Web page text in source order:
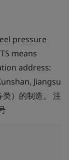
pressure
means
address:
Jiangsu
）的制造。 注